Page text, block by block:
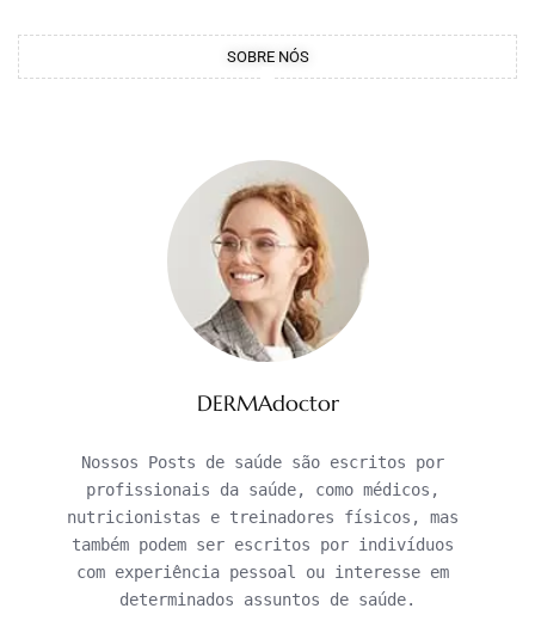
SOBRE NÓS
DERMAdoctor
Nossos Posts de saúde são escritos por
profissionais da saúde, como médicos,
nutricionistas e treinadores físicos, mas
também podem ser escritos por indivíduos
com experiência pessoal ou interesse em
determinados assuntos de saúde.